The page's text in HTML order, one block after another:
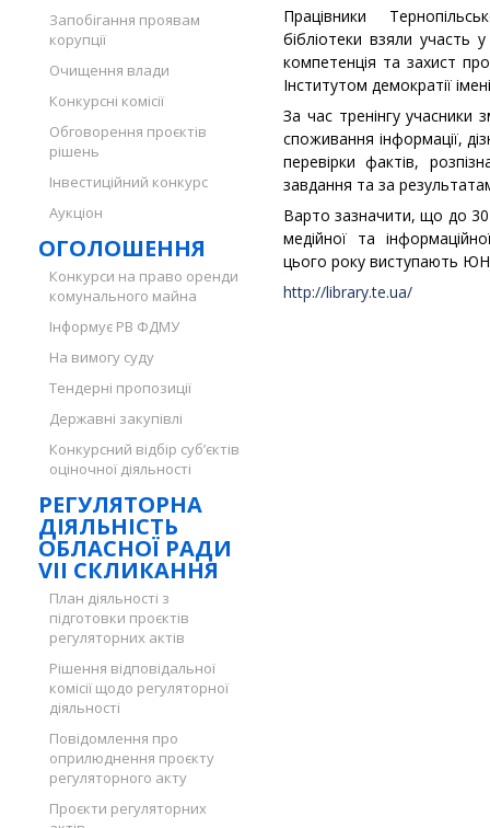
Запобігання проявам
корупції
Очищення влади
Конкурсні комісії
Обговорення проєктів
рішень
Інвестиційний конкурс
Аукціон
ОГОЛОШЕННЯ
Конкурси на право оренди
комунального майна
Інформує РВ ФДМУ
На вимогу суду
Тендерні пропозиції
Державні закупівлі
Конкурсний відбір суб’єктів
оціночної діяльності
РЕГУЛЯТОРНА
ДІЯЛЬНІСТЬ
ОБЛАСНОЇ РАДИ
VII СКЛИКАННЯ
План діяльності з
підготовки проєктів
регуляторних актів
Рішення відповідальної
комісії щодо регуляторної
діяльності
Повідомлення про
оприлюднення проєкту
регуляторного акту
Проєкти регуляторних
Працівники
бібліотеки взяли участь
компетенція та захист
Інститутом демократії
За час тренінгу учасники
споживання інформації,
перевірки фактів,
завдання та за
Варто зазначити, що до
медійної та
цього року виступають
http://library.te.ua/